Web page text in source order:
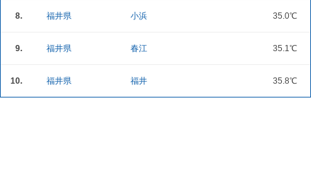
8. 福井県 小浜 35.0℃
9. 福井県 春江 35.1℃
10. 福井県 福井 35.8℃